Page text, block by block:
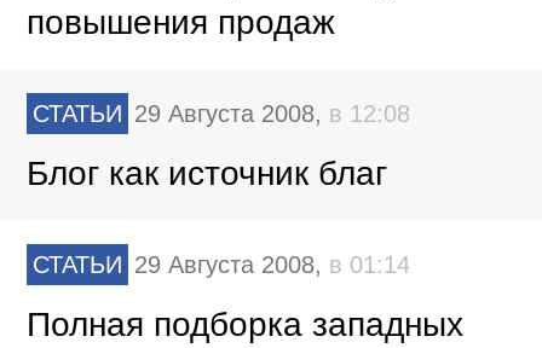
повышения продаж
СТАТЬИ 29 Августа 2008, в 12:08
Блог как источник благ
СТАТЬИ 29 Августа 2008, в 01:14
Полная подборка западных